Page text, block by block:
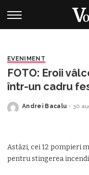
EVENIMENT
FOTO: Eroii
într-un cadru
Posted
Andrei Bacalu 30
Astăzi, cei 12 pompieri
pentru stingerea